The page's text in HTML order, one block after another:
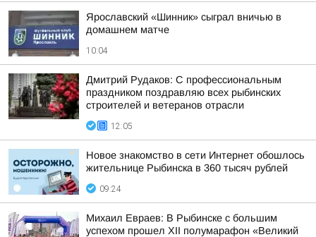
Ярославский «Шинник» сыграл вничью в
домашнем матче
10:04
Дмитрий Рудаков: С профессиональным
праздником поздравляю всех рыбинских
строителей и ветеранов отрасли
12:05
Новое знакомство в сети Интернет обошлось
жительнице Рыбинска в 360 тысяч рублей
09:24
Михаил Евраев: В Рыбинске с большим
успехом прошел XII полумарафон «Великий